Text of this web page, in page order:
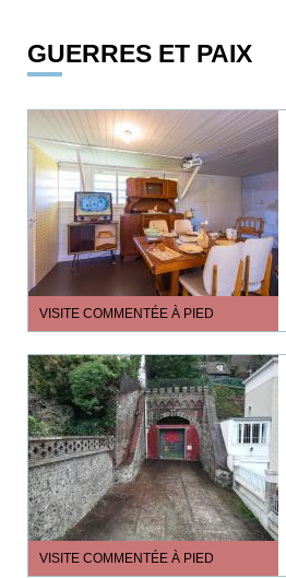
GUERRES ET PAIX
VISITE COMMENTÉE À PIED
VISITE COMMENTÉE À PIED